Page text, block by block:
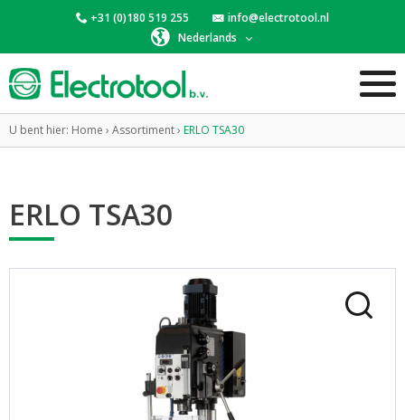
+31 (0)180 519 255
info@electrotool.nl
Nederlands
U bent hier: Home › Assortiment› ERLO TSA30
ERLO TSA30